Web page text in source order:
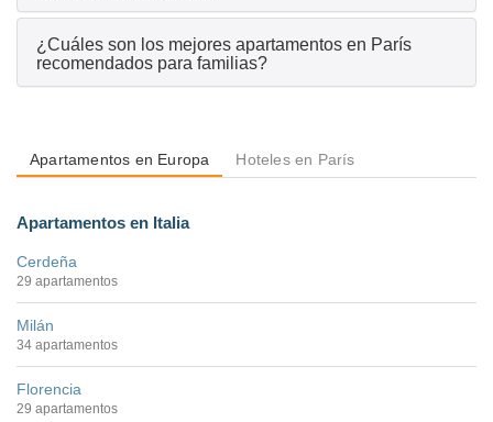
¿Cuáles son los mejores apartamentos en París
recomendados para familias?
Apartamentos en Europa Hoteles en París
Apartamentos en Italia
Cerdeña
29 apartamentos
Milán
34 apartamentos
Florencia
29 apartamentos